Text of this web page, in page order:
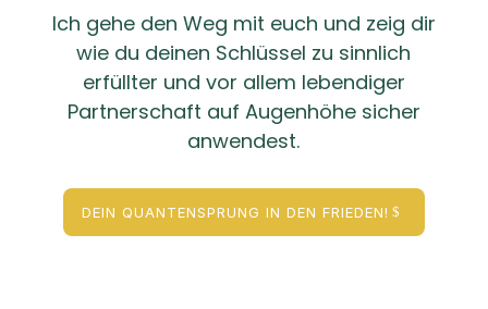
Ich gehe den Weg mit euch und zeig dir
wie du deinen Schlüssel zu sinnlich
erfüllter und vor allem lebendiger
Partnerschaft auf Augenhöhe sicher
anwendest.
DEIN QUANTENSPRUNG IN DEN FRIEDEN!